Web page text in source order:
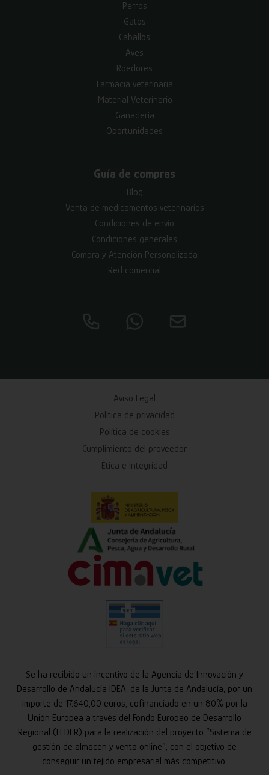
Perros
Gatos
Caballos
Aves
Roedores
Farmacia veterinaria
Material Veterinario
Ganadería
Oportunidades
Guía de compras
Blog
Venta de medicamentos veterinarios
Condiciones de envío
Condiciones generales
Compra y Atención Personalizada
Red comercial
Aviso Legal
Política de privacidad
Política de cookies
Cumplimiento del proveedor
Ética e Integridad
Se ha recibido un incentivo de la Agencia de Innovación y
Desarrollo de Andalucía IDEA, de la Junta de Andalucía, por un
importe de 17.640,00 euros, cofinanciado en un 80% por la
Unión Europea a través del Fondo Europeo de Desarrollo
Regional (FEDER) para la realización del proyecto “Sistema de
gestión de almacén y venta online”, con el objetivo de
conseguir un tejido empresarial más competitivo.